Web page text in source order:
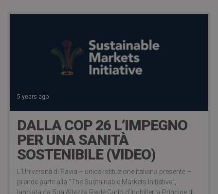
5 years ago
DALLA COP 26 L’IMPEGNO
PER UNA SANITÀ
SOSTENIBILE (VIDEO)
L’Università di Pavia – unica istituzione italiana presente –
prende parte alla “The Sustainable Markets Initiative”,
lanciata da Sua Altezza Reale Carlo d’Inghilterra Principe di